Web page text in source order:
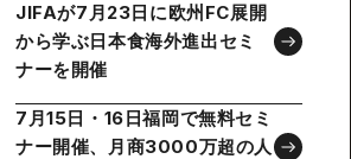
JIFAが7月23日に欧州FC展開
から学ぶ日本食海外進出セミ
ナーを開催
7月15日・16日福岡で無料セミ
ナー開催、月商3000万超の人